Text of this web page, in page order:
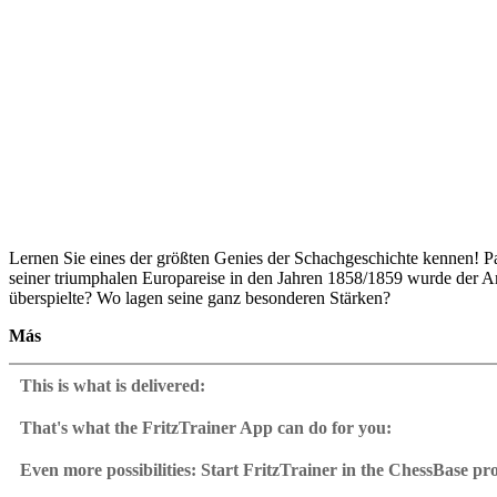
Lernen Sie eines der größten Genies der Schachgeschichte kennen!
seiner triumphalen Europareise in den Jahren 1858/1859 wurde der
überspielte? Wo lagen seine ganz besonderen Stärken?
Ihnen beim Lösen mit Tipps und Video-Feedback zu Ihren Zügen
arbeitet Endspielexperte Karsten Müller die Stärken und
Más
This is what is delivered:
Fritztrainer App for Windows
Video course with a running time of approx. 4-8 hrs.
That's what the FritzTrainer App can do for you:
Videos can run in the Fritztrainer app or in the ChessBase
Even more possibilities: Start FritzTrainer in the ChessBase